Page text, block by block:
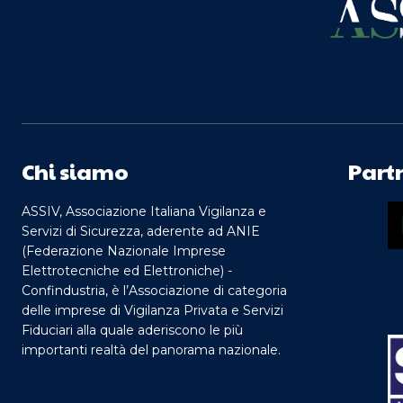
Chi siamo
ASSIV, Associazione Italiana Vigilanza e
Servizi di Sicurezza, aderente ad ANIE
(Federazione Nazionale Imprese
Elettrotecniche ed Elettroniche) -
Confindustria, è l’Associazione di categoria
delle imprese di Vigilanza Privata e Servizi
Fiduciari alla quale aderiscono le più
importanti realtà del panorama nazionale.